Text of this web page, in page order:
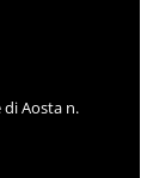
Aosta n.